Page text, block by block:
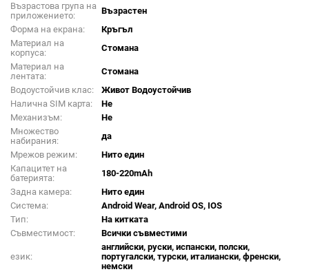
Възрастова група на
приложението:
Възрастен
Форма на екрана:
Кръгъл
Материал на
корпуса:
Стомана
Материал на
лентата:
Стомана
Водоустойчив клас:
Живот Водоустойчив
Налична SIM карта:
Не
Механизъм:
Не
Множество
набирания:
да
Мрежов режим:
Нито един
Капацитет на
батерията:
180-220mAh
Задна камера:
Нито един
Система:
Android Wear, Android OS, IOS
Тип:
На китката
Съвместимост:
Всички съвместими
език:
английски, руски, испански, полски,
португалски, турски, италиански, френски,
немски